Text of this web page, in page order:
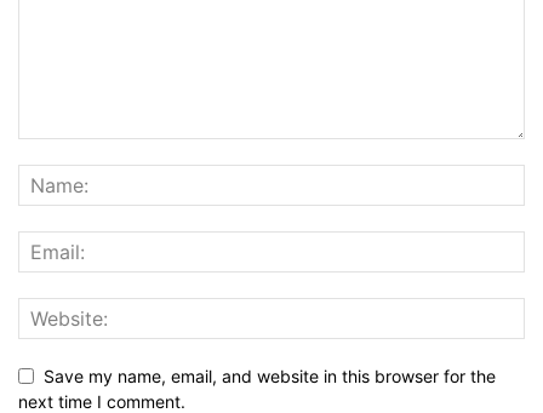
Save my name, email, and website in this browser for the
next time I comment.